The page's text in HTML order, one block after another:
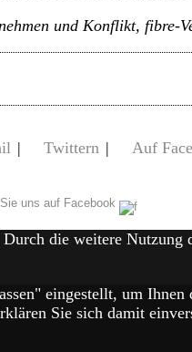
und Konflikt, fibre-
| Twittern | Auf
uns auf Facebook
die weitere Nutzung
eingestellt, um
Sie sich damit